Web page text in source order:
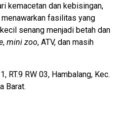
kemacetan dan kebisingan,
fasilitas yang
senang menjadi betah dan
, mini zoo, ATV, dan masih
RT.9 RW 03, Hambalang, Kec.
Barat.